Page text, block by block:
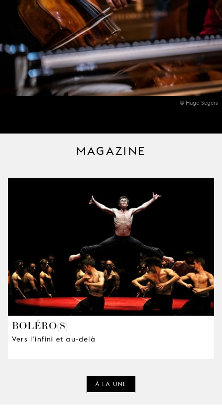
© Hugo Segers
MAGAZINE
BOLÉRO(S)
Vers l’infini et au-delà
À LA UNE